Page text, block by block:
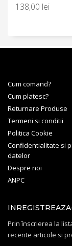
138,00 lei
Cum comand?
Cum platesc?
Returnare Produse
Termeni si conditii
Politica Cookie
Confidentialitate si
datelor
Despre noi
ANPC
Prin înscrierea la
recente articole si